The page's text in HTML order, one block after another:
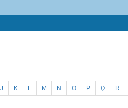
J K L M N O P Q R